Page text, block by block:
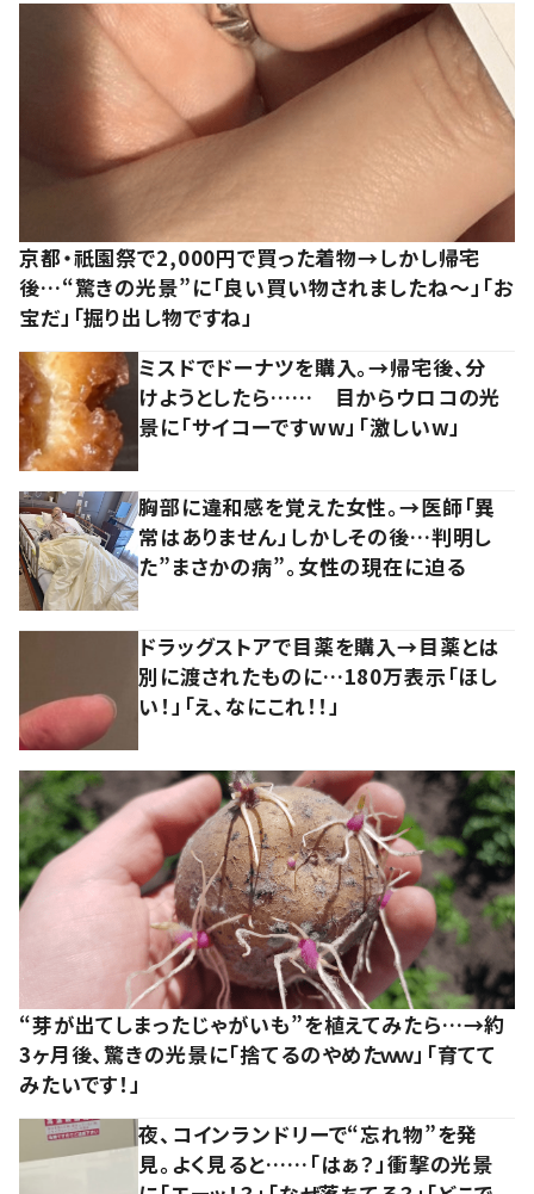
京都・祇園祭で2,000円で買った着物→しかし帰宅
後…“驚きの光景”に「良い買い物されましたね～」「お
宝だ」「掘り出し物ですね」
ミスドでドーナツを購入。→帰宅後、分
けようとしたら…… 目からウロコの光
景に「サイコーですww」「激しいw」
胸部に違和感を覚えた女性。→医師「異
常はありません」しかしその後…判明し
た”まさかの病”。女性の現在に迫る
ドラッグストアで目薬を購入→目薬とは
別に渡されたものに…180万表示「ほし
い！」「え、なにこれ！！」
“芽が出てしまったじゃがいも”を植えてみたら…→約
3ヶ月後、驚きの光景に「捨てるのやめたｗｗ」「育てて
みたいです！」
夜、コインランドリーで“忘れ物”を発
見。よく見ると……「はぁ？」衝撃の光景